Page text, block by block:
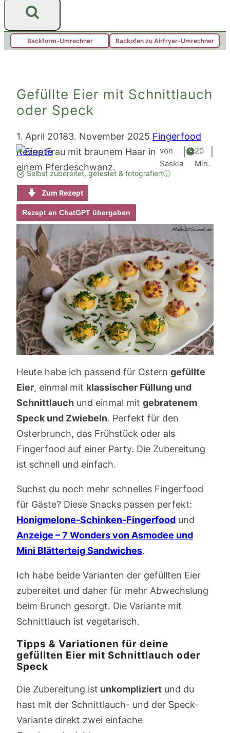
Backform-Umrechner Backofen zu Airfryer-Umrechner
Gefüllte Eier mit Schnittlauch
oder Speck
1. April 20183. November 2025 Fingerfood
Rezepte
von
Saskia
| 20
Min.
Selbst zubereitet, getestet & fotografiertⓘ
Zum Rezept
Rezept an ChatGPT übergeben
Heute habe ich passend für Ostern gefüllte
Eier, einmal mit klassischer Füllung und
Schnittlauch und einmal mit gebratenem
Speck und Zwiebeln. Perfekt für den
Osterbrunch, das Frühstück oder als
Fingerfood auf einer Party. Die Zubereitung
ist schnell und einfach.
Suchst du noch mehr schnelles Fingerfood
für Gäste? Diese Snacks passen perfekt:
Honigmelone-Schinken-Fingerfood und
Anzeige – 7 Wonders von Asmodee und
Mini Blätterteig Sandwiches.
Ich habe beide Varianten der gefüllten Eier
zubereitet und daher für mehr Abwechslung
beim Brunch gesorgt. Die Variante mit
Schnittlauch ist vegetarisch.
Tipps & Variationen für deine
gefüllten Eier mit Schnittlauch oder
Speck
Die Zubereitung ist unkompliziert und du
hast mit der Schnittlauch- und der Speck-
Variante direkt zwei einfache